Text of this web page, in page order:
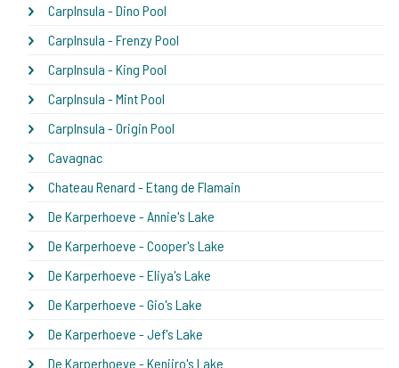
CarpInsula - Dino Pool
CarpInsula - Frenzy Pool
CarpInsula - King Pool
CarpInsula - Mint Pool
CarpInsula - Origin Pool
Cavagnac
Chateau Renard - Etang de Flamain
De Karperhoeve - Annie's Lake
De Karperhoeve - Cooper's Lake
De Karperhoeve - Eliya's Lake
De Karperhoeve - Gio's Lake
De Karperhoeve - Jef's Lake
De Karperhoeve - Kenjiro's Lake